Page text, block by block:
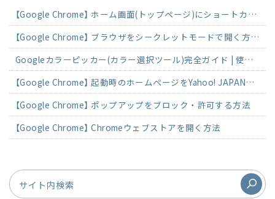
【Google Chrome】 ホーム画面(トップページ)にショートカットを作成する方法
【Google Chrome】 ブラウザをシークレットモードで開く方法 (設定・解除)
Googleカラーピッカー(カラー選択ツール)完全ガイド | 使い方とカラーコード活用法
【Google Chrome】 起動時のホームページをYahoo! JAPANに変更する方法
【Google Chrome】 ポップアップをブロック・許可する方法
【Google Chrome】 Chromeウェブストアを開く方法